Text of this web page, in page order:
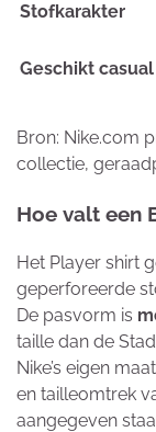
Stofkarakter
Geschikt casual
Bron: Nike.com
collectie,
Hoe valt een
Het Player shirt
geperforeerde
De pasvorm is
taille dan de
Nike’s eigen
en tailleomtrek
aangegeven